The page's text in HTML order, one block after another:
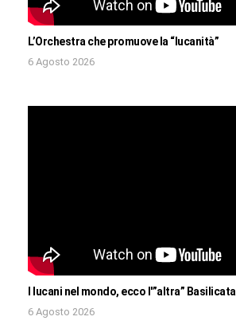
L’Orchestra che promuove la “lucanità”
6 Agosto 2026
I lucani nel mondo, ecco l'”altra” Basilicata
6 Agosto 2026